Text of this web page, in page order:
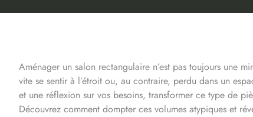
Aménager un salon rectangulaire n’est pas toujours
vite se sentir à l’étroit ou, au contraire, perdu dans un
et une réflexion sur vos besoins, transformer ce type de
Découvrez comment dompter ces volumes atypiques et